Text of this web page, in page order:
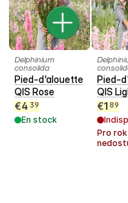
Delphinium
consolida
Pied-d'alouette
QIS Rose
€4 39
En stock
Pied-
QIS
€1 89
Pro rok